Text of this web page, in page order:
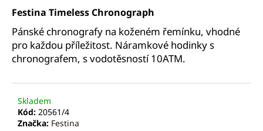
z
5
hvězdiček.
Festina Timeless Chronograph
Pánské chronografy na koženém řemínku, vhodné
pro každou příležitost. Náramkové hodinky s
chronografem, s vodotěsností 10ATM.
Skladem
Kód: 20561/4
Značka: Festina
HLEDAT
D
o
p
o